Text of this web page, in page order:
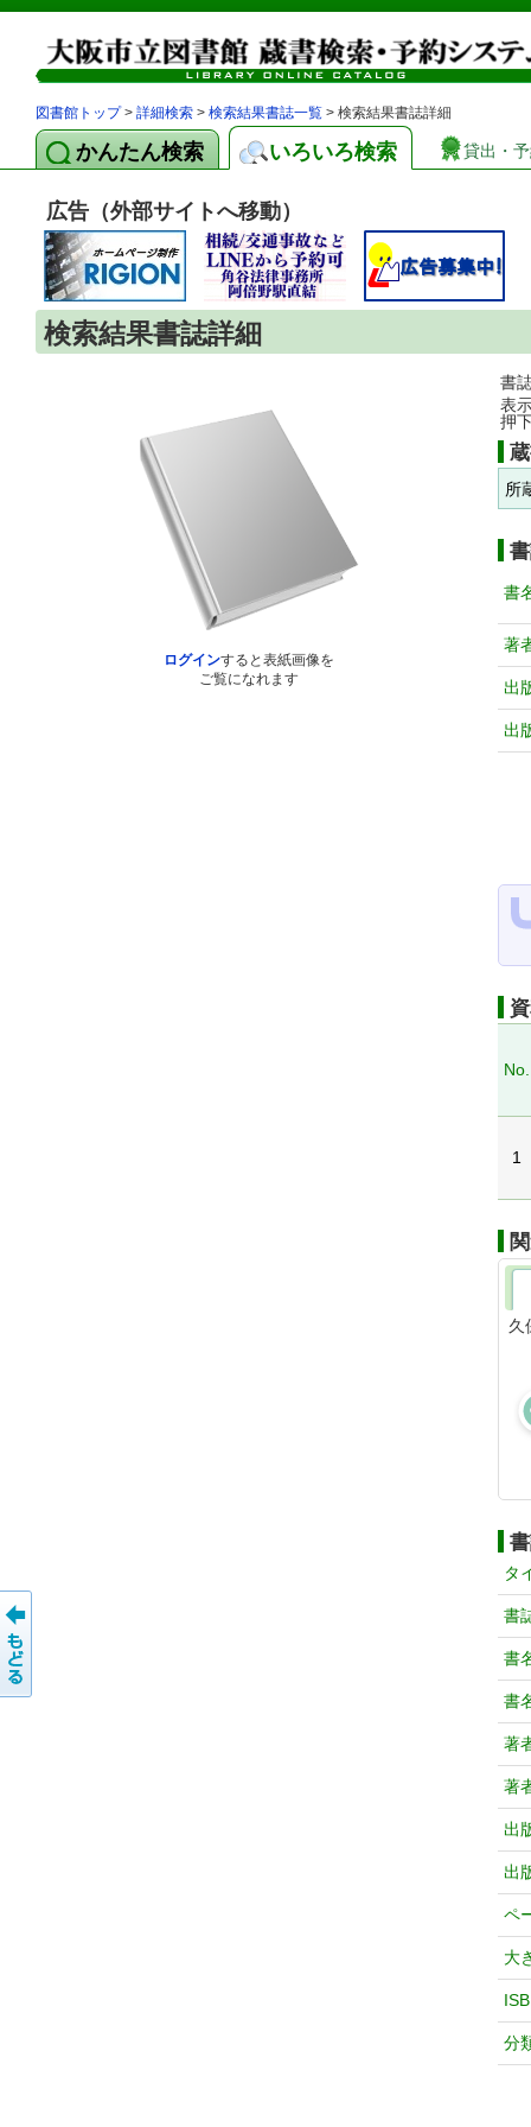
図書館トップ> 詳細検索 > 検索結果書誌一覧 > 検索結果書誌詳細
かんたん検索 いろいろ検索 貸出・
広告（外部サイトへ移動）
検索結果書誌詳細
ログインすると表紙画像を
ご覧になれます
書
表
押
所
書
著
出
出
No.
1
久
タ
書
書
書
著
著
出
出
ペ
大
分